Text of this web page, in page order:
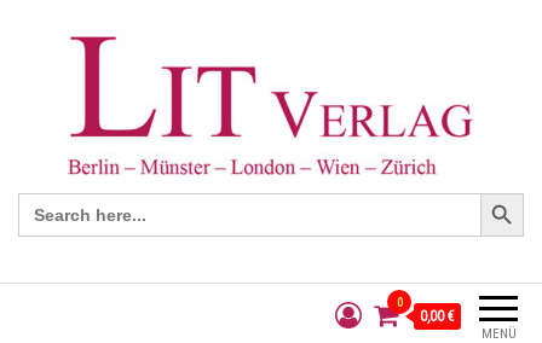
Search
for:
Search Button
MENÜ
0
0,00 €